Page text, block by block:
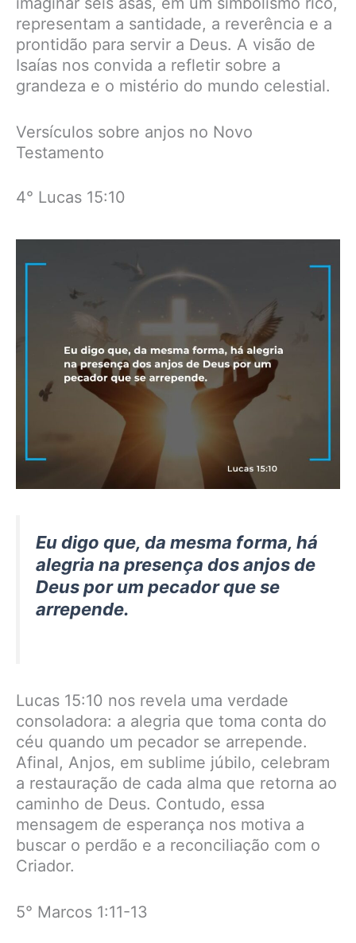
representam a santidade, a reverência e a
prontidão para servir a Deus. A visão de
Isaías nos convida a refletir sobre a
grandeza e o mistério do mundo celestial.
Versículos sobre anjos no Novo
Testamento
4° Lucas 15:10
Eu digo que, da mesma forma, há
alegria na presença dos anjos de
Deus por um pecador que se
arrepende.
Lucas 15:10 nos revela uma verdade
consoladora: a alegria que toma conta do
céu quando um pecador se arrepende.
Afinal, Anjos, em sublime júbilo, celebram
a restauração de cada alma que retorna ao
caminho de Deus. Contudo, essa
mensagem de esperança nos motiva a
buscar o perdão e a reconciliação com o
Criador.
5° Marcos 1:11-13